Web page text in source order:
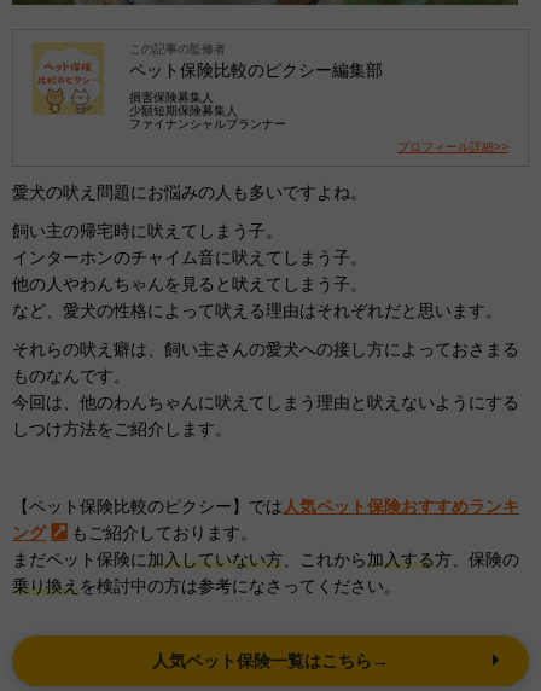
この記事の監修者
ペット保険比較のピクシー編集部
損害保険募集人
少額短期保険募集人
ファイナンシャルプランナー
プロフィール詳細>>
愛犬の吠え問題にお悩みの人も多いですよね。
飼い主の帰宅時に吠えてしまう子。
インターホンのチャイム音に吠えてしまう子。
他の人やわんちゃんを見ると吠えてしまう子。
など、愛犬の性格によって吠える理由はそれぞれだと思います。
それらの吠え癖は、飼い主さんの愛犬への接し方によっておさまる
ものなんです。
今回は、他のわんちゃんに吠えてしまう理由と吠えないようにする
しつけ方法をご紹介します。
【ペット保険比較のピクシー】では 人気ペット保険おすすめランキ
ング
もご紹介しております。
まだペット保険に加入していない方 、これから加入する方、保険の
乗り換えを検討中の方は参考になさってください。
人気ペット保険一覧はこちら→